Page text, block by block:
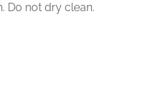
Do not dry clean.